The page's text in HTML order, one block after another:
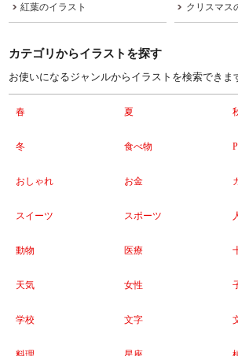
紅葉のイラスト クリスマス
カテゴリからイラストを探す
お使いになるジャンルからイラストを検索できま
春 夏
冬 食べ物
おしゃれ お金
スイーツ スポーツ
動物 医療
天気 女性
学校 文字